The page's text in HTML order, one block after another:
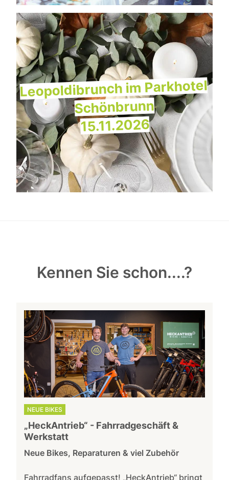
Leopoldibrunch im Parkhotel
Schönbrunn
15.11.2026
Kennen Sie schon....?
NEUE BIKES
„HeckAntrieb“ - Fahrradgeschäft &
Werkstatt
Neue Bikes, Reparaturen & viel Zubehör
Fahrradfans aufgepasst! „HeckAntrieb“ bringt